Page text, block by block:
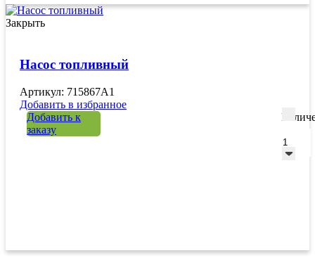
Закрыть
Насос топливный
Артикул: 715867A1
Добавить в избранное
Добавить к
заказу